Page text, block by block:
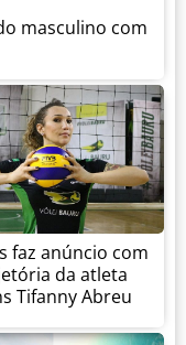
masculino com
faz anúncio com
da atleta
Tifanny Abreu